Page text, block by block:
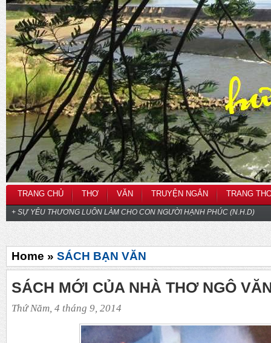
TRANG CHỦ THƠ VĂN TRUYỆN NGẮN TRANG
+ SỰ YÊU THƯƠNG LUÔN LÀM CHO CON NGƯỜI HẠNH PHÚC (N.H.D)
Home » SÁCH BẠN VĂN
SÁCH MỚI CỦA NHÀ THƠ NGÔ
Thứ Năm, 4 tháng 9, 2014